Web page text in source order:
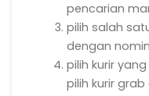
pencarian
pilih salah
dengan
pilih kurir
pilih kurir